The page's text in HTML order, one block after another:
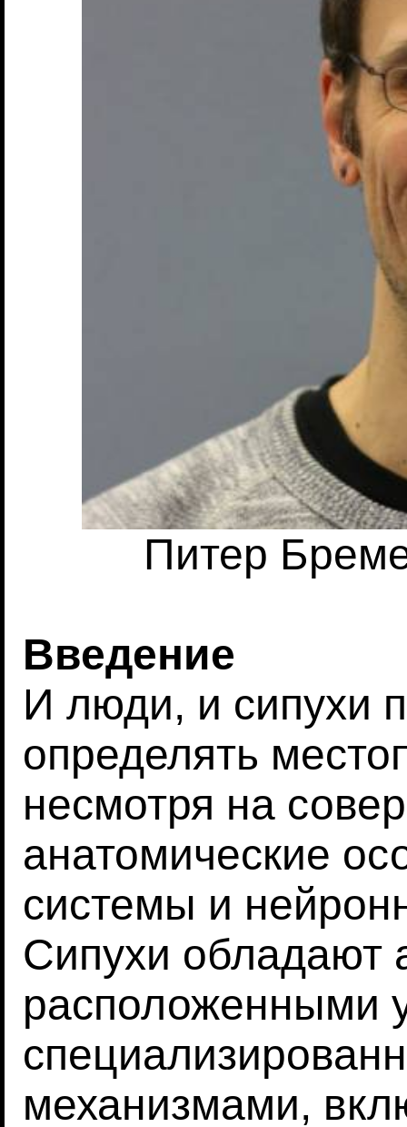
Питер
Введение
И люди, и сипухи
определять
несмотря на
анатомические
системы и
Сипухи обладают
расположенными
механизмами,